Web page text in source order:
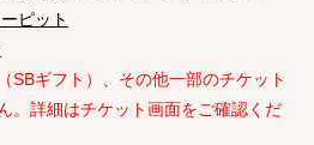
ピット
SBギフト）、その他一部のチケット
。詳細はチケット画面をご確認くだ